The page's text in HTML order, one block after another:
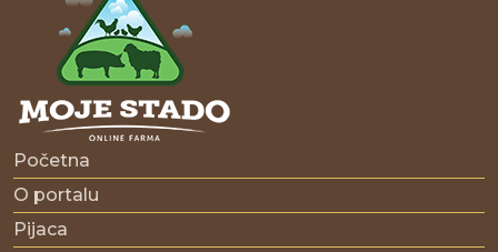
Početna
O portalu
Pijaca